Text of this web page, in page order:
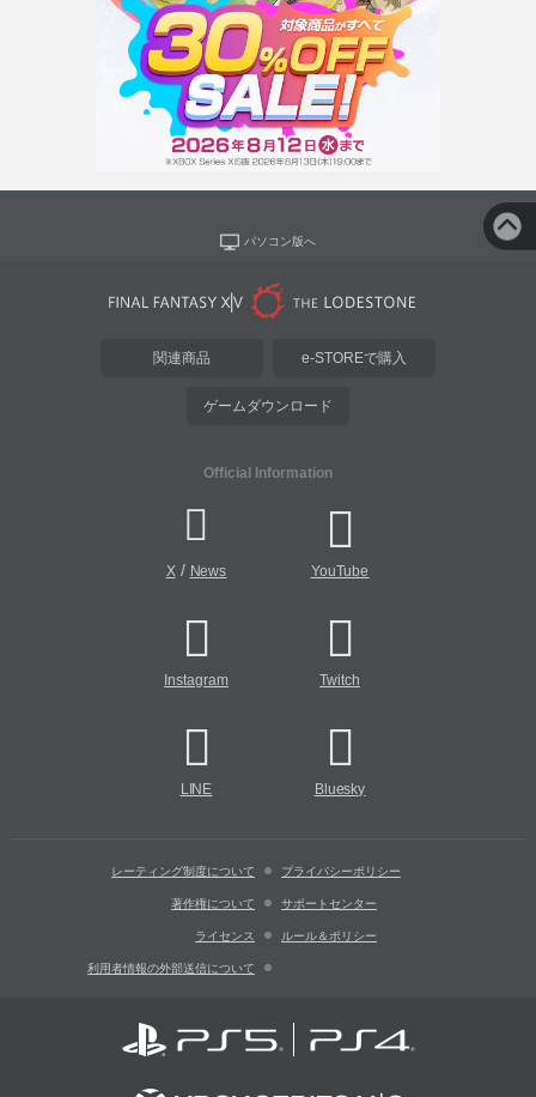
パソコン版へ
関連商品 e-STOREで購入
ゲームダウンロード
Official Information
X/ News YouTube
Instagram Twitch
LINE Bluesky
レーティング制度について プライバシーポリシー
著作権について サポートセンター
ライセンス ルール＆ポリシー
利用者情報の外部送信について